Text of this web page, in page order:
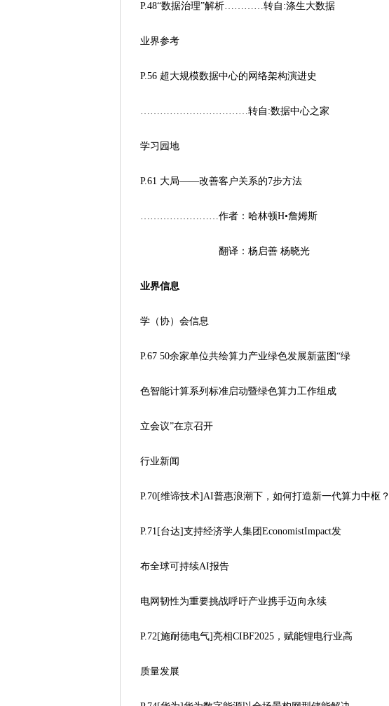
P.48“数据治理”解析…………转自:涤生大数据
业界参考
P.56 超大规模数据中心的网络架构演进史
……………………………转自:数据中心之家
学习园地
P.61 大局——改善客户关系的7步方法
……………………作者：哈林顿H•詹姆斯
翻译：杨启善 杨晓光
业界信息
学（协）会信息
P.67 50余家单位共绘算力产业绿色发展新蓝图“绿
色智能计算系列标准启动暨绿色算力工作组成
立会议”在京召开
行业新闻
P.70[维谛技术]AI普惠浪潮下，如何打造新一代算力中枢？
P.71[台达]支持经济学人集团EconomistImpact发
布全球可持续AI报告
电网韧性为重要挑战呼吁产业携手迈向永续
P.72[施耐德电气]亮相CIBF2025，赋能锂电行业高
质量发展